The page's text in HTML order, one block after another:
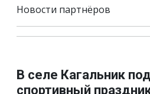
Новости партнёров
В селе Кагальник
спортивный